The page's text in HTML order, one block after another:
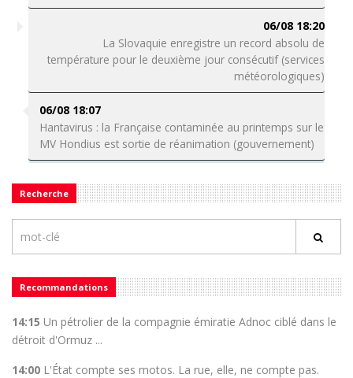
06/08 18:20
La Slovaquie enregistre un record absolu de
température pour le deuxième jour consécutif (services
météorologiques)
06/08 18:07
Hantavirus : la Française contaminée au printemps sur le
MV Hondius est sortie de réanimation (gouvernement)
Recherche
Recommandations
14:15 Un pétrolier de la compagnie émiratie Adnoc ciblé dans le
détroit d'Ormuz ...
14:00 L'État compte ses motos. La rue, elle, ne compte pas.